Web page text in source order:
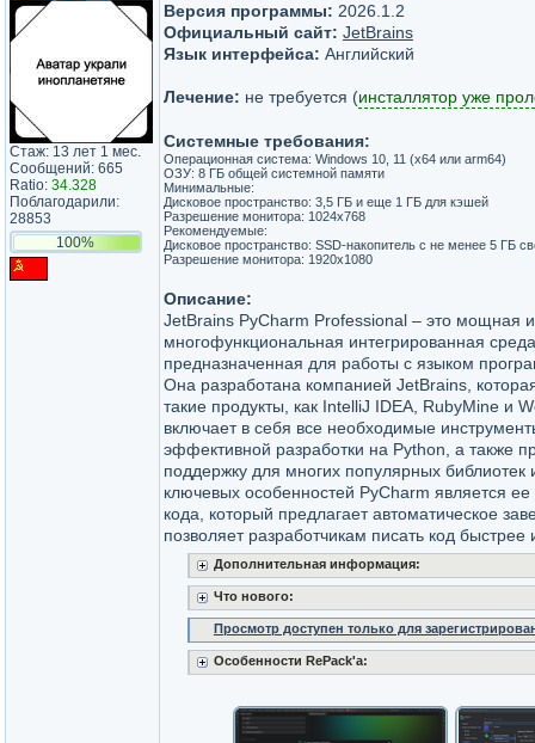
Стаж: 13 лет 1 мес.
Сообщений: 665
Ratio: 34.328
Поблагодарили:
28853
100%
Версия программы: 2026.1.2
Официальный сайт: JetBrains
Язык интерфейса: Английский
Лечение: не требуется (инсталлятор уже
Системные требования:
Операционная система: Windows 10, 11 (x64 или arm64)
ОЗУ: 8 ГБ общей системной памяти
Минимальные:
Дисковое пространство: 3,5 ГБ и еще 1 ГБ для кэшей
Разрешение монитора: 1024x768
Рекомендуемые:
Дисковое пространство: SSD-накопитель с не менее 5 ГБ
Разрешение монитора: 1920x1080
Описание:
JetBrains PyCharm Professional – это мощная и
многофункциональная интегрированная
предназначенная для работы с языком
Она разработана компанией JetBrains,
такие продукты, как IntelliJ IDEA, RubyMine и
включает в себя все необходимые
эффективной разработки на Python, а также
поддержку для многих популярных библиотек
ключевых особенностей PyCharm является
кода, который предлагает автоматическое
позволяет разработчикам писать код
Дополнительная информация:
Что нового:
Просмотр доступен только для
Особенности RePack'a: